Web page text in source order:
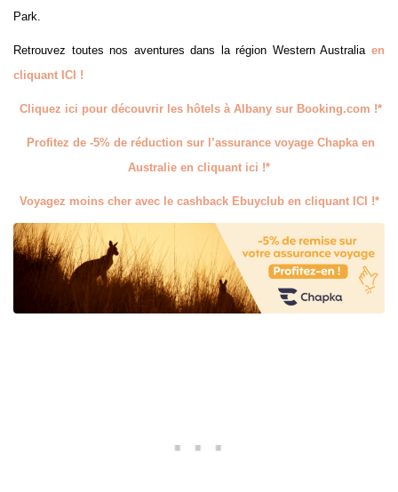
Park.
Retrouvez toutes nos aventures dans la région Western Australia en
cliquant ICI !
Cliquez ici pour découvrir les hôtels à Albany sur Booking.com !*
Profitez de -5% de réduction sur l’assurance voyage Chapka en
Australie en cliquant ici !*
Voyagez moins cher avec le cashback Ebuyclub en cliquant ICI !*